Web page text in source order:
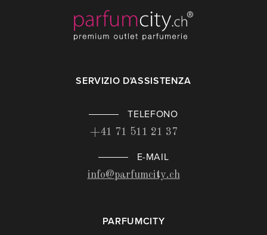
SERVIZIO D'ASSISTENZA
TELEFONO
+41 71 511 21 37
E-MAIL
info@parfumcity.ch
PARFUMCITY